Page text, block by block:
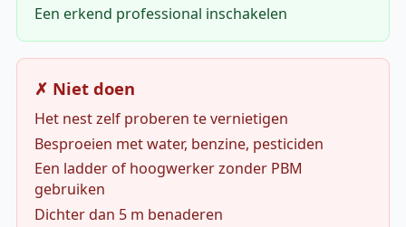
Een erkend professional inschakelen
✗ Niet doen
Het nest zelf proberen te vernietigen
Besproeien met water, benzine, pesticiden
Een ladder of hoogwerker zonder PBM
gebruiken
Dichter dan 5 m benaderen